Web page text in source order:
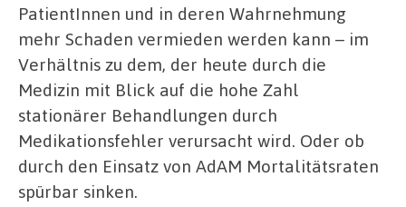
PatientInnen und in deren Wahrnehmung
mehr Schaden vermieden werden kann – im
Verhältnis zu dem, der heute durch die
Medizin mit Blick auf die hohe Zahl
stationärer Behandlungen durch
Medikationsfehler verursacht wird. Oder ob
durch den Einsatz von AdAM Mortalitätsraten
spürbar sinken.